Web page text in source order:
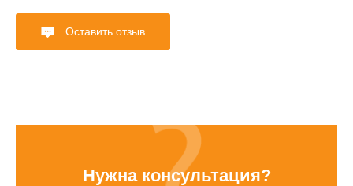
Оставить отзыв
Нужна консультация?